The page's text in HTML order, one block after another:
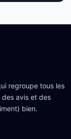
regroupe tous les
avis et des
bien.